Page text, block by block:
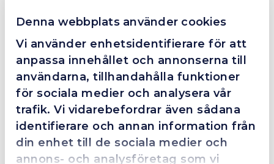
Denna webbplats använder cookies
Vi använder enhetsidentifierare för att
anpassa innehållet och annonserna till
användarna, tillhandahålla funktioner
för sociala medier och analysera vår
trafik. Vi vidarebefordrar även sådana
identifierare och annan information från
din enhet till de sociala medier och
annons- och analysföretag som vi
4.4 10 Reviews
Trots en billigare order, som det blev lite strul med,
så agerade dom blixtsnabbt och löste det långt över
förväntan. Hade kontakt med Alexander, som förtjänar
en extra guldstjärna.